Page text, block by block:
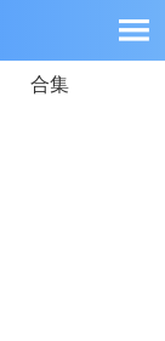
合集